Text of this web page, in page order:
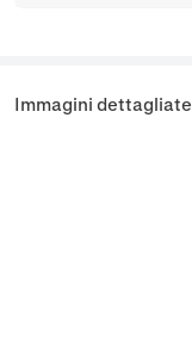
Immagini dettagliate